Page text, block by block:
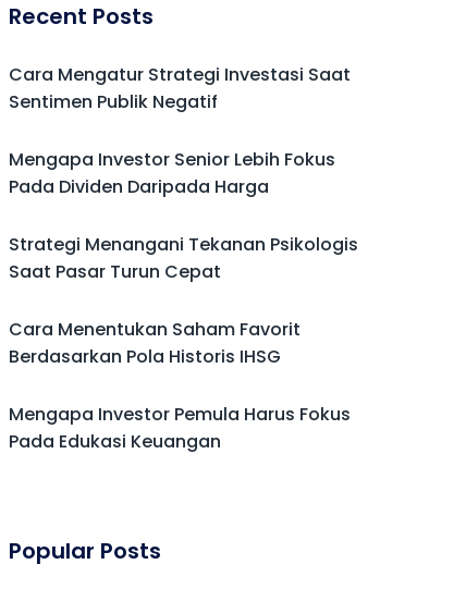
Recent Posts
Cara Mengatur Strategi Investasi Saat
Sentimen Publik Negatif
Mengapa Investor Senior Lebih Fokus
Pada Dividen Daripada Harga
Strategi Menangani Tekanan Psikologis
Saat Pasar Turun Cepat
Cara Menentukan Saham Favorit
Berdasarkan Pola Historis IHSG
Mengapa Investor Pemula Harus Fokus
Pada Edukasi Keuangan
Popular Posts